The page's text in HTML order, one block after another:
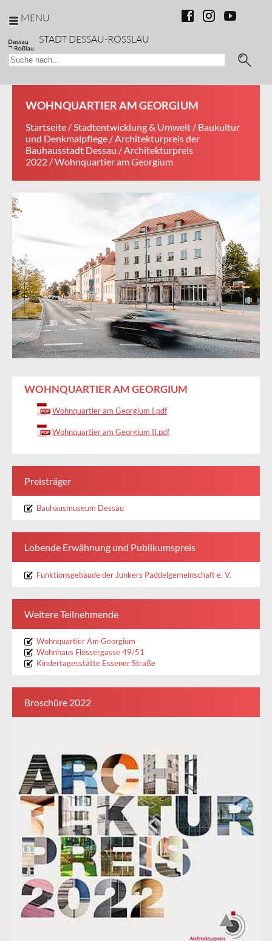
MENU
STADT DESSAU-ROSSLAU
WOHNQUARTIER AM GEORGIUM
Startseite /Stadtentwicklung & Umwelt / Baukultur
und Denkmalpflege /Architekturpreis der
Bauhausstadt Dessau /Architekturpreis
2022 / Wohnquartier am Georgium
WOHNQUARTIER AM GEORGIUM
Wohnquartier am Georgium I.pdf
Wohnquartier am Georgium II.pdf
Preisträger
Bauhausmuseum Dessau
Lobende Erwähnung und Publikumspreis
Funktionsgebäude der Junkers Paddelgemeinschaft e. V.
Weitere Teilnehmende
Wohnquartier Am Georgium
Wohnhaus Flössergasse 49/51
Kindertagesstätte Essener Straße
Broschüre 2022